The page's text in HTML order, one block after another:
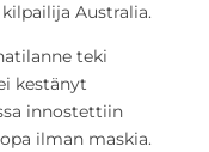
Australia.
teki
kestänyt
innostettiin
ilman maskia.